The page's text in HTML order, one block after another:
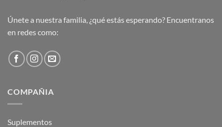
Únete a nuestra familia, ¿qué estás esperando? Encuentranos
en redes como:
COMPAÑIA
Suplementos